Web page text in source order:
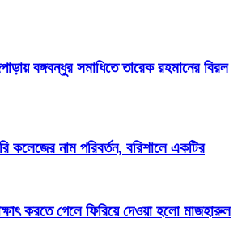
বঙ্গবন্ধুর সমাধিতে তারেক রহমানের বিরল
কলেজের নাম পরিবর্তন, বরিশালে একটির
করতে গেলে ফিরিয়ে দেওয়া হলো মাজহারুল